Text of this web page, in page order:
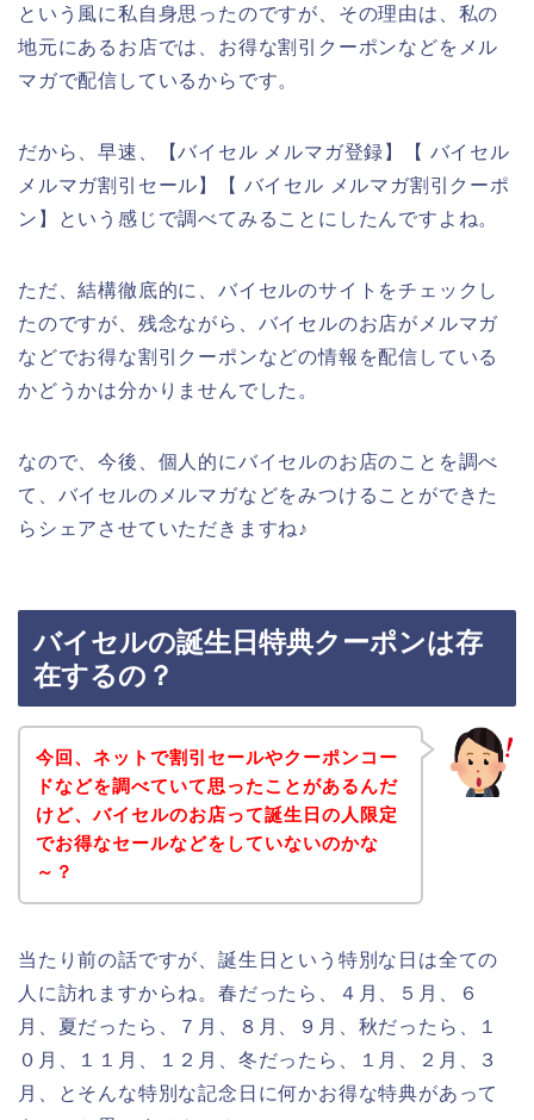
という風に私自身思ったのですが、その理由は、私の
地元にあるお店では、お得な割引クーポンなどをメル
マガで配信しているからです。
だから、早速、【バイセル メルマガ登録】【 バイセル
メルマガ割引セール】【 バイセル メルマガ割引クーポ
ン】という感じで調べてみることにしたんですよね。
ただ、結構徹底的に、バイセルのサイトをチェックし
たのですが、残念ながら、バイセルのお店がメルマガ
などでお得な割引クーポンなどの情報を配信している
かどうかは分かりませんでした。
なので、今後、個人的にバイセルのお店のことを調べ
て、バイセルのメルマガなどをみつけることができた
らシェアさせていただきますね♪
バイセルの誕生日特典クーポンは存
在するの？
今回、ネットで割引セールやクーポンコー
ドなどを調べていて思ったことがあるんだ
けど、バイセルのお店って誕生日の人限定
でお得なセールなどをしていないのかな
～？
当たり前の話ですが、誕生日という特別な日は全ての
人に訪れますからね。春だったら、４月、５月、６
月、夏だったら、７月、８月、９月、秋だったら、１
０月、１１月、１２月、冬だったら、１月、２月、３
月、とそんな特別な記念日に何かお得な特典があって